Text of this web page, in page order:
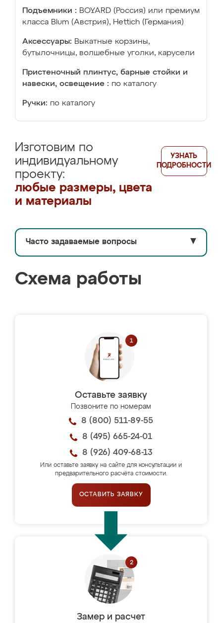
Подъемники : BOYARD (Россия) или премиум
класса Blum (Австрия), Hettich (Германия)
Аксессуары: Выкатные корзины,
бутылочницы, волшебные уголки, карусели
Пристеночный плинтус, барные стойки и
навески, освещение : по каталогу
Ручки: по каталогу
Изготовим по
индивидуальному
проекту:
любые размеры, цвета
и материалы
УЗНАТЬ
ПОДРОБНОСТИ
Часто задаваемые вопросы ▼
Схема работы
Оставьте заявку
Позвоните по номерам
8 (800) 511-89-55
8 (495) 665-24-01
8 (926) 409-68-13
Или оставьте заявку на сайте для консультации и
предварительного расчёта стоимости.
ОСТАВИТЬ ЗАЯВКУ
Замер и расчет